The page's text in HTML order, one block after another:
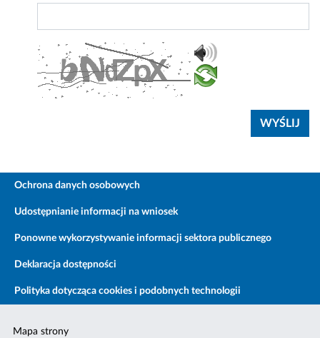
Ochrona danych osobowych
Udostępnianie informacji na wniosek
Ponowne wykorzystywanie informacji sektora publicznego
Deklaracja dostępności
Polityka dotycząca cookies i podobnych technologii
Mapa strony